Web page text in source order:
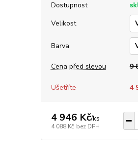
Dostupnost
Velikost
Barva
Cena před slevou 9
Ušetříte 4
4 946 Kč/ks
4 088 Kč bez DPH